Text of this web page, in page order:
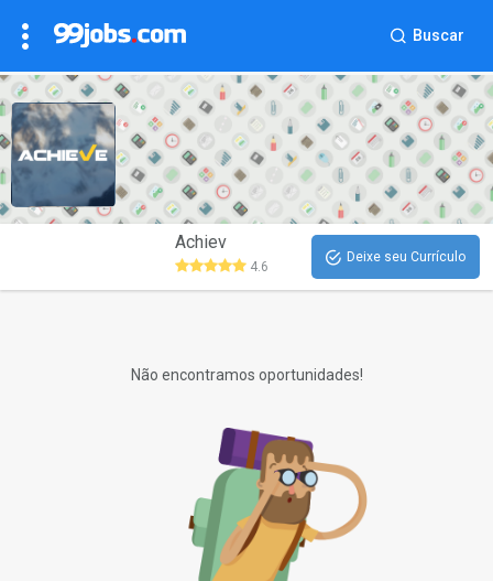
Buscar
Achiev
4.6
Deixe seu Currículo
Não encontramos oportunidades!